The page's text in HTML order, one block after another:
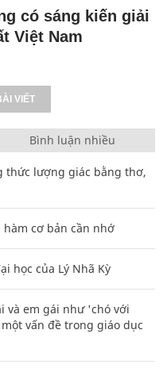
có sáng kiến giải
Việt Nam
VIẾT
Bình luận nhiều
thức lượng giác bằng thơ,
cơ bản cần nhớ
học của Lý Nhã Kỳ
và em gái như 'chó với
vấn đề trong giáo dục